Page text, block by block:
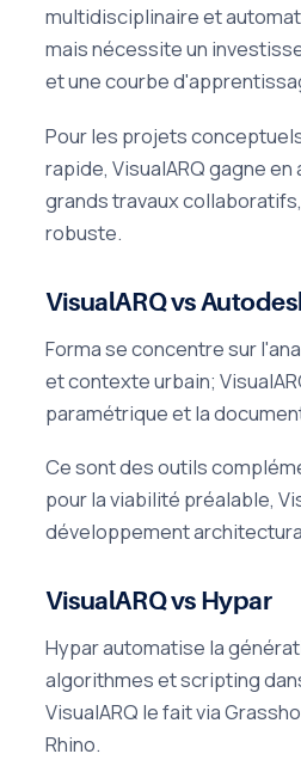
multidisciplinaire et
mais nécessite un
et une courbe
Pour les projets
rapide, VisualARQ gagne
grands travaux
robuste.
VisualARQ vs
Forma se concentre sur
et contexte urbain;
paramétrique et la
Ce sont des outils
pour la viabilité préalable,
développement
VisualARQ vs Hypar
Hypar automatise la
algorithmes et scripting
VisualARQ le fait via
Rhino.